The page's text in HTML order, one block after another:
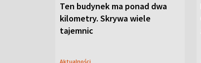
Ten budynek ma ponad dwa
kilometry. Skrywa wiele
tajemnic
Aktualności